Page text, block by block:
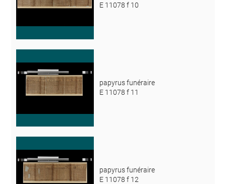
E 11078 f 10
papyrus funéraire
E 11078 f 11
papyrus funéraire
E 11078 f 12